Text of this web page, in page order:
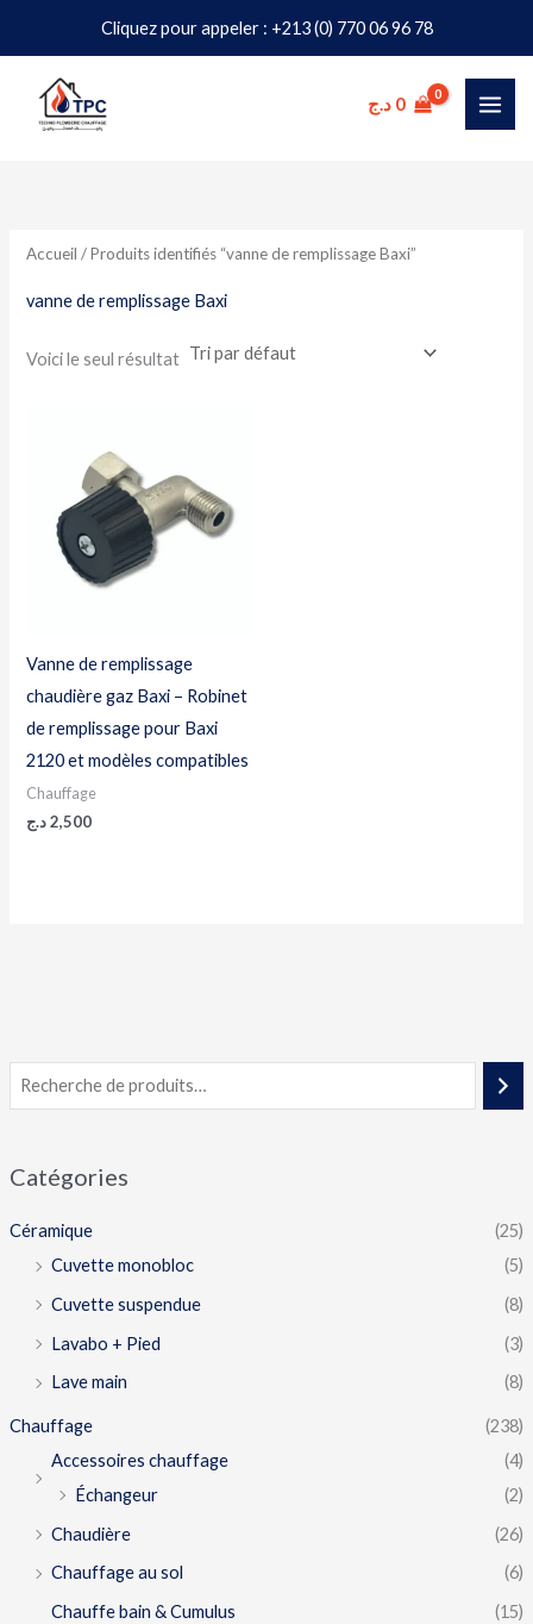
Cliquez pour appeler : +213 (0) 770 06 96 78
contenu
0 د.ج
Catégories
Céramique
(25)
Cuvette monobloc
(5)
Cuvette suspendue
(8)
Lavabo + Pied
(3)
Lave main
(8)
Chauffage
(238)
Accessoires chauffage
(4)
Échangeur
(2)
Chaudière
(26)
Chauffage au sol
(6)
Chauffe bain & Cumulus
(15)
Accueil / Produits identifiés “vanne de remplissage Baxi”
vanne de remplissage Baxi
Voici le seul résultat
Vanne de remplissage
chaudière gaz Baxi – Robinet
de remplissage pour Baxi
2120 et modèles compatibles
Chauffage
2,500 د.ج